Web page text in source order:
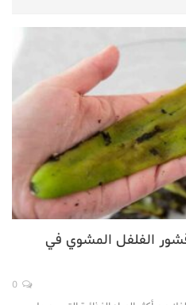
الفلفل المشوي في